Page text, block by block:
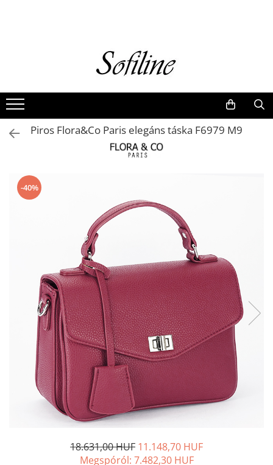
Valódi bőr
Hátizsákok
Elegáns kistáskák
Piros Flora&Co Paris elegáns táska F6979 M9
-40%
18.631,00 HUF 11.148,70 HUF
Megspóról: 7.482,30 HUF